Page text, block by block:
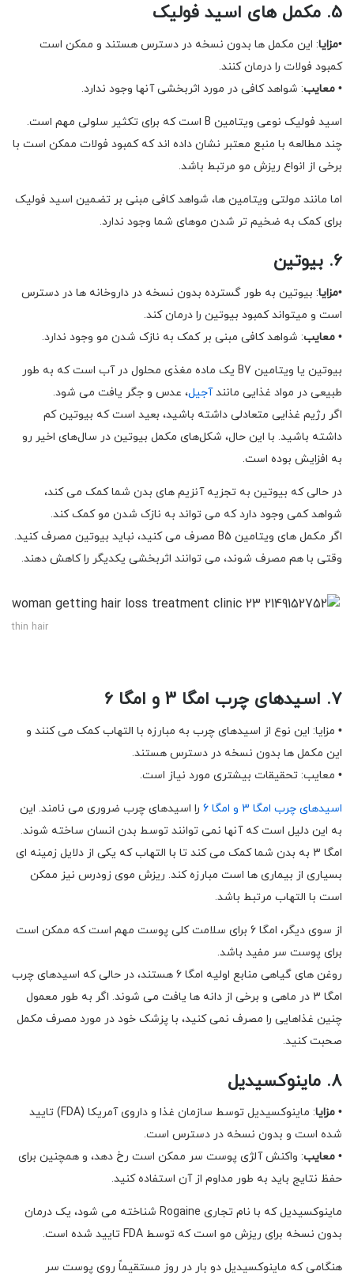
5. مکمل های اسید فولیک
•مزایا: این مکمل ها بدون نسخه در دسترس هستند و ممکن است
کمبود فولات را درمان کنند.
• معایب: شواهد کافی در مورد اثربخشی آنها وجود ندارد.
اسید فولیک نوعی ویتامین B است که برای تکثیر سلولی مهم است.
چند مطالعه با منبع معتبر نشان داده اند که کمبود فولات ممکن است با
برخی از انواع ریزش مو مرتبط باشد.
اما مانند مولتی ویتامین ها، شواهد کافی مبنی بر تضمین اسید فولیک
برای کمک به ضخیم تر شدن موهای شما وجود ندارد.
۶. بیوتین
•مزایا: بیوتین به طور گسترده بدون نسخه در داروخانه ها در دسترس
است و میتواند کمبود بیوتین را درمان کند.
• معایب: شواهد کافی مبنی بر کمک به نازک شدن مو وجود ندارد.
بیوتین یا ویتامین B7 یک ماده مغذی محلول در آب است که به طور
طبیعی در مواد غذایی مانندآجیل، عدس و جگر یافت می شود.
اگر رژیم غذایی متعادلی داشته باشید، بعید است که بیوتین کم
داشته باشید. با این حال، شکل‌های مکمل بیوتین در سال‌های اخیر رو
به افزایش بوده است.
در حالی که بیوتین به تجزیه آنزیم های بدن شما کمک می کند،
شواهد کمی وجود دارد که می تواند به نازک شدن مو کمک کند.
اگر مکمل های ویتامین B5 مصرف می کنید، نباید بیوتین مصرف کنید.
وقتی با هم مصرف شوند، می توانند اثربخشی یکدیگر را کاهش دهند.
thin hair
۷. اسیدهای چرب امگا 3 و امگا 6
• مزایا: این نوع از اسیدهای چرب به مبارزه با التهاب کمک می کنند و
این مکمل ها بدون نسخه در دسترس هستند.
• معایب: تحقیقات بیشتری مورد نیاز است.
اسیدهای چرب امگا 3 و امگا 6
را اسیدهای چرب ضروری می نامند. این
به این دلیل است که آنها نمی توانند توسط بدن انسان ساخته شوند.
امگا 3 به بدن شما کمک می کند تا با التهاب که یکی از دلایل زمینه ای
بسیاری از بیماری ها است مبارزه کند. ریزش موی زودرس نیز ممکن
است با التهاب مرتبط باشد.
از سوی دیگر، امگا 6 برای سلامت کلی پوست مهم است که ممکن است
برای پوست سر مفید باشد.
روغن های گیاهی منابع اولیه امگا 6 هستند، در حالی که اسیدهای چرب
امگا 3 در ماهی و برخی از دانه ها یافت می شوند. اگر به طور معمول
چنین غذاهایی را مصرف نمی کنید، با پزشک خود در مورد مصرف مکمل
صحبت کنید.
۸. ماینوکسیدیل
• مزایا
: ماینوکسیدیل توسط سازمان غذا و داروی آمریکا (FDA) تایید
شده است و بدون نسخه در دسترس است.
• معایب: واکنش آلژی پوست سر ممکن است رخ دهد، و همچنین برای
حفظ نتایج باید به طور مداوم از آن استفاده کنید.
ماینوکسیدیل که با نام تجاری Rogaine شناخته می شود، یک درمان
بدون نسخه برای ریزش مو است که توسط FDA تایید شده است.
هنگامی که ماینوکسیدیل دو بار در روز مستقیماً روی پوست سر